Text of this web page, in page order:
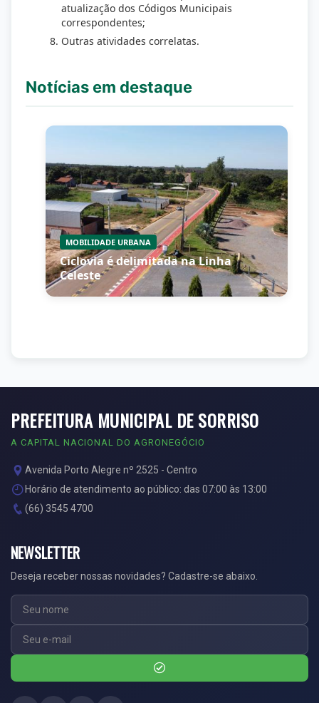
atualização dos Códigos Municipais
correspondentes;
Outras atividades correlatas.
Notícias em destaque
MOBILIDADE URBANA
Ciclovia é delimitada na Linha
Celeste
PREFEITURA MUNICIPAL DE SORRISO
A CAPITAL NACIONAL DO AGRONEGÓCIO
Avenida Porto Alegre nº 2525 - Centro
Horário de atendimento ao público: das 07:00 às 13:00
(66) 3545 4700
NEWSLETTER
Deseja receber nossas novidades? Cadastre-se abaixo.